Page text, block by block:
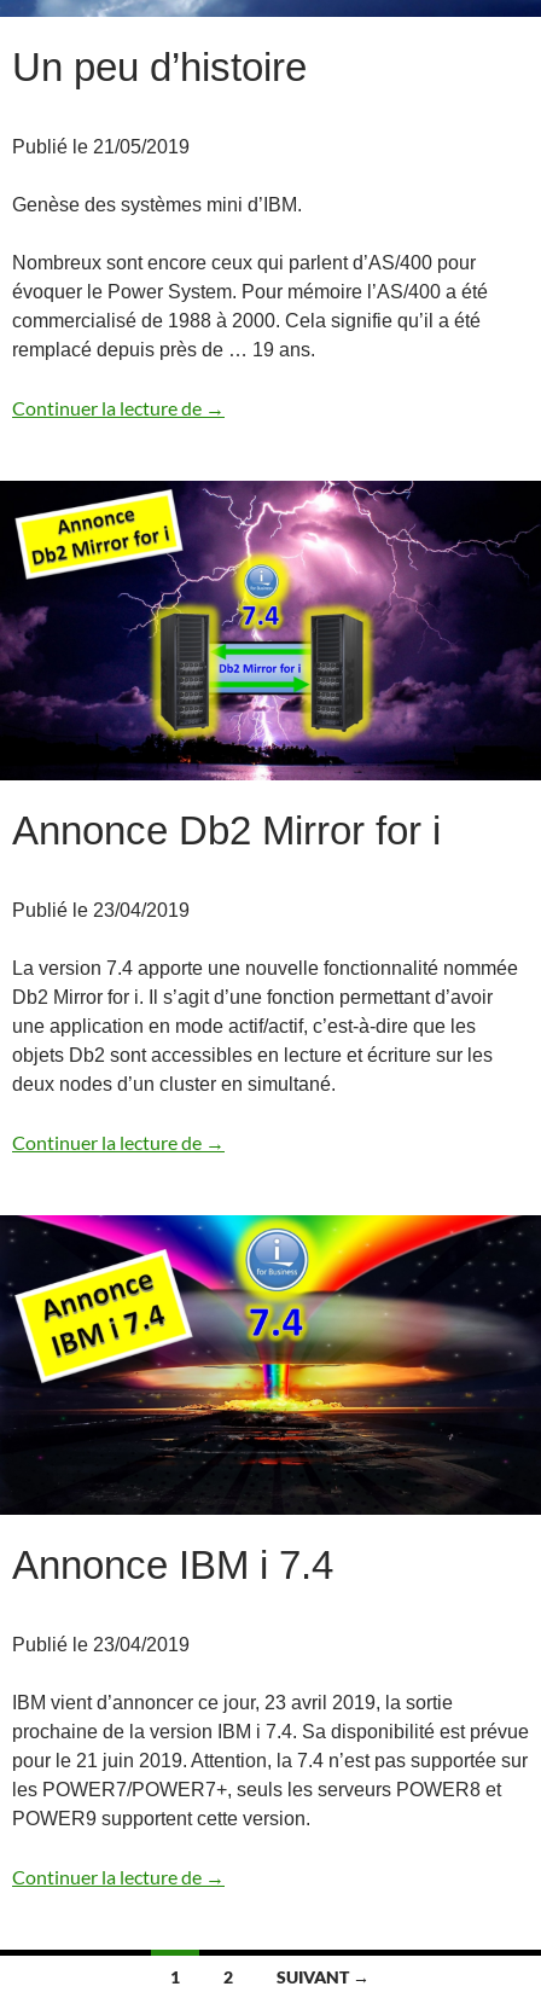
Un peu d’histoire
Publié le 21/05/2019
Genèse des systèmes mini d’IBM.
Nombreux sont encore ceux qui parlent d’AS/400 pour
évoquer le Power System. Pour mémoire l’AS/400 a été
commercialisé de 1988 à 2000. Cela signifie qu’il a été
remplacé depuis près de … 19 ans.
Continuer la lecture de Un peu d’histoire
→
Annonce Db2 Mirror for i
Publié le 23/04/2019
La version 7.4 apporte une nouvelle fonctionnalité nommée
Db2 Mirror for i. Il s’agit d’une fonction permettant d’avoir
une application en mode actif/actif, c’est-à-dire que les
objets Db2 sont accessibles en lecture et écriture sur les
deux nodes d’un cluster en simultané.
Continuer la lecture de Annonce Db2 Mirror for i
→
Annonce IBM i 7.4
Publié le 23/04/2019
IBM vient d’annoncer ce jour, 23 avril 2019, la sortie
prochaine de la version IBM i 7.4. Sa disponibilité est prévue
pour le 21 juin 2019. Attention, la 7.4 n’est pas supportée sur
les POWER7/POWER7+, seuls les serveurs POWER8 et
POWER9 supportent cette version.
Continuer la lecture de Annonce IBM i 7.4
→
1 2 SUIVANT →